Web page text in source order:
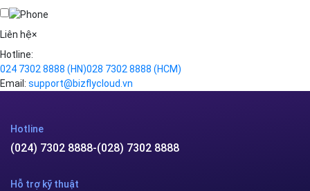
Videos
Liên hệ×
Hotline:
024 7302 8888 (HN)028 7302 8888 (HCM)
Email: support@bizflycloud.vn
Hotline
(024) 7302 8888-(028) 7302 8888
Hỗ trợ kỹ thuật